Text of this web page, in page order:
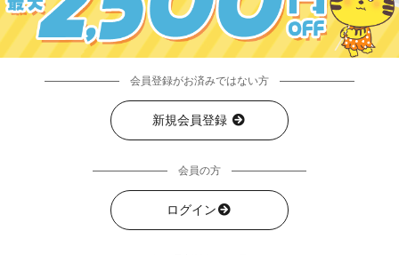
会員登録がお済みではない方
新規会員登録
会員の方
ログイン